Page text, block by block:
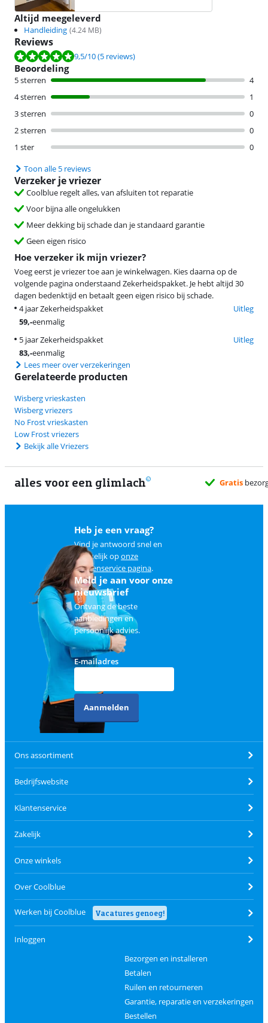
Altijd meegeleverd
Handleiding (4.24 MB)
Reviews
Beoordeling is 9,5 van de 10, gebaseerd op 5 reviews.
9,5/10(5 reviews)
Beoordeling
5 sterren
4
4 sterren
1
3 sterren
0
2 sterren
0
1 ster
0
Toon alle 5 reviews
Verzeker je vriezer
Coolblue regelt alles, van afsluiten tot reparatie
Voor bijna alle ongelukken
Meer dekking bij schade dan je standaard garantie
Geen eigen risico
Hoe verzeker ik mijn vriezer?
Voeg eerst je vriezer toe aan je winkelwagen. Kies daarna op de
volgende pagina onderstaand Zekerheidspakket. Je hebt altijd 30
dagen bedenktijd en betaalt geen eigen risico bij schade.
4 jaar Zekerheidspakket
Uitleg
59,-eenmalig
5 jaar Zekerheidspakket
Uitleg
83,-eenmalig
Lees meer over verzekeringen
Gerelateerde producten
Wisberg vrieskasten
Wisberg vriezers
No Frost vrieskasten
Low Frost vriezers
Bekijk alle Vriezers
alles voor een glimlach Gratis
Heb je een vraag?
Vind je antwoord snel en
makkelijk oponze
klantenservice pagina.
Meld je aan voor onze
nieuwsbrief
Ontvang de beste
aanbiedingen en
persoonlijk advies.
E-mailadres
Aanmelden
Ons assortiment
Bedrijfswebsite
Klantenservice
Zakelijk
Onze winkels
Over Coolblue
Werken bij Coolblue Vacatures genoeg!
Inloggen
Bezorgen en installeren
Betalen
Ruilen en retourneren
Garantie, reparatie en verzekeringen
Bestellen